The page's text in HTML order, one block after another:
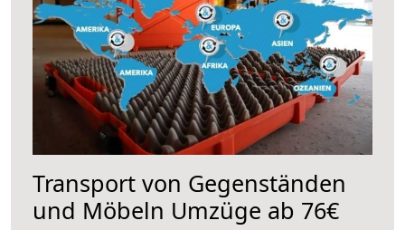
Transport von Gegenständen
und Möbeln Umzüge ab 76€